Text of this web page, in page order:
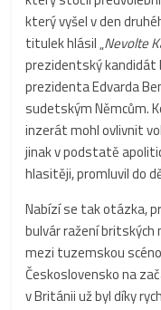
který vyšel v den
titulek hlásil „Nevolte
prezidentský kandidát
prezidenta Edvarda
sudetským Němcům.
inzerát mohl ovlivnit
jinak v podstatě
hlasitěji, promluvil do
Nabízí se tak otázka,
bulvár ražení britských
mezi tuzemskou
Československo na
v Británii už byl díky